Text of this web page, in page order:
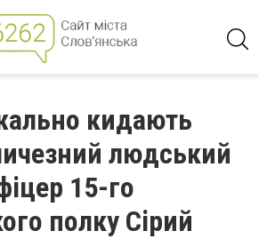
кидають
людський
15-го
полку Сірий